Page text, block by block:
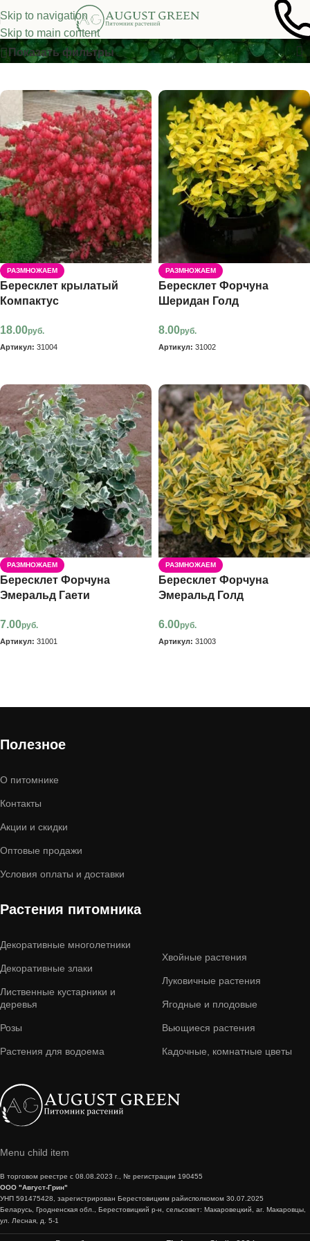
Skip to navigation
Skip to main content
Бересклет
Показать фильтры
РАЗМНОЖАЕМ
Бересклет крылатый
Компактус
18.00руб.
Артикул: 31004
РАЗМНОЖАЕМ
Бересклет Форчуна
Шеридан Голд
8.00руб.
Артикул: 31002
РАЗМНОЖАЕМ
Бересклет Форчуна
Эмеральд Гаети
7.00руб.
Артикул: 31001
РАЗМНОЖАЕМ
Бересклет Форчуна
Эмеральд Голд
6.00руб.
Артикул: 31003
Полезное
О питомнике
Контакты
Акции и скидки
Оптовые продажи
Условия оплаты и доставки
Растения питомника
Декоративные многолетники
Декоративные злаки
Лиственные кустарники и
деревья
Розы
Растения для водоема
Хвойные растения
Луковичные растения
Ягодные и плодовые
Вьющиеся растения
Кадочные, комнатные цветы
Menu child item
В торговом реестре с 08.08.2023 г., № регистрации 190455
ООО "Август-Грин"
УНП 591475428, зарегистрирован Берестовицким райисполкомом 30.07.2025
Беларусь, Гродненская обл., Берестовицкий р-н, сельсовет: Макаровецкий, аг. Макаровцы,
ул. Лесная, д. 5-1